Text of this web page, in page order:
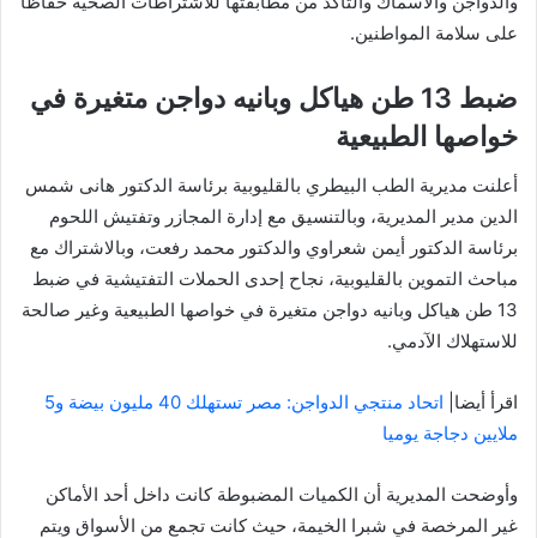
على سلامة المواطنين.
ضبط 13 طن هياكل وبانيه دواجن متغيرة في
خواصها الطبيعية
أعلنت مديرية الطب البيطري بالقليوبية برئاسة الدكتور هانى شمس
الدين مدير المديرية، وبالتنسيق مع إدارة المجازر وتفتيش اللحوم
برئاسة الدكتور أيمن شعراوي والدكتور محمد رفعت، وبالاشتراك مع
مباحث التموين بالقليوبية، نجاح إحدى الحملات التفتيشية في ضبط
13 طن هياكل وبانيه دواجن متغيرة في خواصها الطبيعية وغير صالحة
للاستهلاك الآدمي.
اقرأ أيضا|
اتحاد منتجي الدواجن: مصر تستهلك 40 مليون بيضة و5
ملايين دجاجة يوميا
وأوضحت المديرية أن الكميات المضبوطة كانت داخل أحد الأماكن
غير المرخصة في شبرا الخيمة، حيث كانت تجمع من الأسواق ويتم